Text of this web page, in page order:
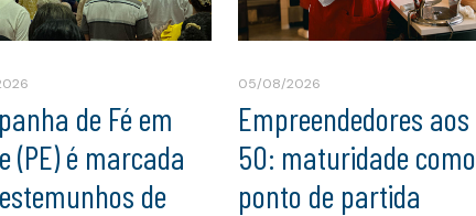
de Fé em
(PE) é marcada
de
05/08/2026
Empreendedores aos
50: maturidade como
ponto de partida